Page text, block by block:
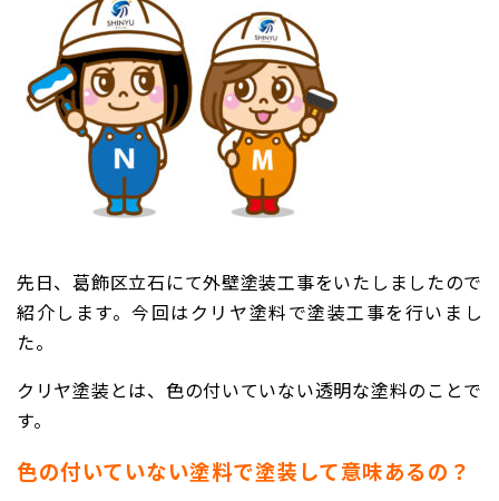
先日、葛飾区立石にて外壁塗装工事をいたしましたので
紹介します。今回はクリヤ塗料で塗装工事を行いまし
た。
クリヤ塗装とは、色の付いていない透明な塗料のことで
す。
色の付いていない塗料で塗装して意味あるの？